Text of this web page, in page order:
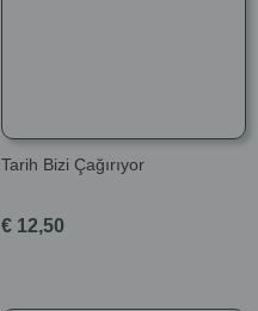
Tarih Bizi Çağırıyor
€ 12,50